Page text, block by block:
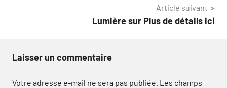
Article suivant
Lumière sur Plus de détails ici
Laisser un commentaire
Votre adresse e-mail ne sera pas publiée. Les champs